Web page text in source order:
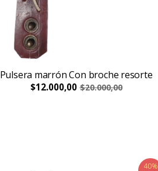
Pulsera marrón Con broche resorte
$12.000,00 $20.000,00
40%